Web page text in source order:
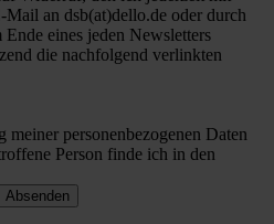
an dsb(at)dello.de oder durch
eines jeden Newsletters
die nachfolgend verlinkten
personenbezogenen Daten
Person finde ich in den
Absenden